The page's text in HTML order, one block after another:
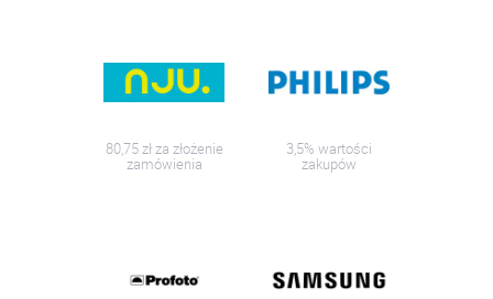
80,75 zł za złożenie
zamówienia
3,5% wartości
zakupów